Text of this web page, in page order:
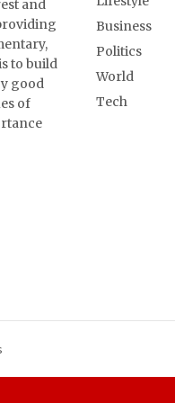
and
to build
good
of
Business
Politics
World
Tech